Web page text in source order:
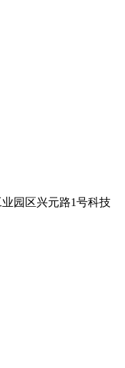
园区兴元路1号科技